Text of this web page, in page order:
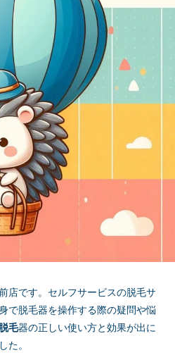
店です。セルフサービスの脱毛サ
で脱毛器を操作する際の疑問や悩
毛器の正しい使い方と効果が出に
た。